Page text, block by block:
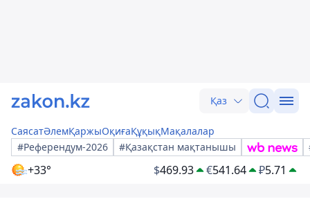
Қаз
СаясатӘлемҚаржыОқиғаҚұқықМақалалар
#Референдум-2026
#Қазақстан мақтанышы
+33° $469.93 €541.64 ₽5.71